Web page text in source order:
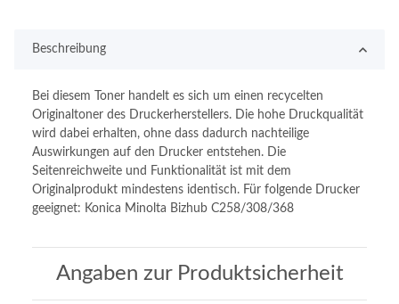
Beschreibung
Bei diesem Toner handelt es sich um einen recycelten
Originaltoner des Druckerherstellers. Die hohe Druckqualität
wird dabei erhalten, ohne dass dadurch nachteilige
Auswirkungen auf den Drucker entstehen. Die
Seitenreichweite und Funktionalität ist mit dem
Originalprodukt mindestens identisch. Für folgende Drucker
geeignet: Konica Minolta Bizhub C258/308/368
Angaben zur Produktsicherheit